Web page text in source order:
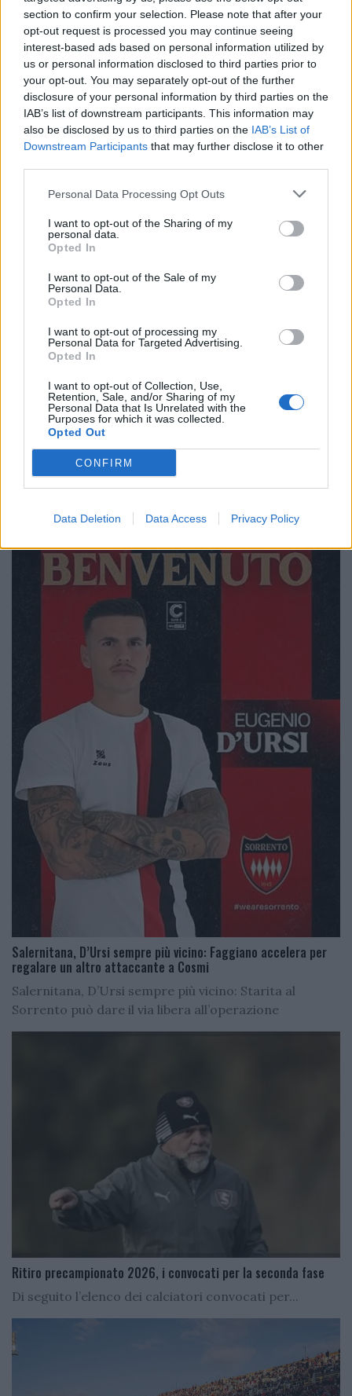
section to confirm your selection. Please note that after your
opt-out request is processed you may continue seeing
interest-based ads based on personal information utilized by
us or personal information disclosed to third parties prior to
your opt-out. You may separately opt-out of the further
disclosure of your personal information by third parties on the
IAB’s list of downstream participants. This information may
also be disclosed by us to third parties on the IAB’s List of
Downstream Participants that may further disclose it to other
Personal Data Processing Opt Outs
I want to opt-out of the Sharing of my
personal data.
Opted In
I want to opt-out of the Sale of my
Personal Data.
Opted In
I want to opt-out of processing my
Personal Data for Targeted Advertising.
Opted In
I want to opt-out of Collection, Use,
Retention, Sale, and/or Sharing of my
Personal Data that Is Unrelated with the
Purposes for which it was collected.
Opted Out
CONFIRM
Data Deletion Data Access Privacy Policy
🔥 Trending
Salernitana, D’Ursi sempre più vicino: Faggiano accelera per
regalare un altro attaccante a Cosmi
Salernitana, D’Ursi sempre più vicino: Starita al
Sorrento può dare il via libera all’operazione
Ritiro precampionato 2026, i convocati per la seconda fase
Di seguito l’elenco dei calciatori convocati per...